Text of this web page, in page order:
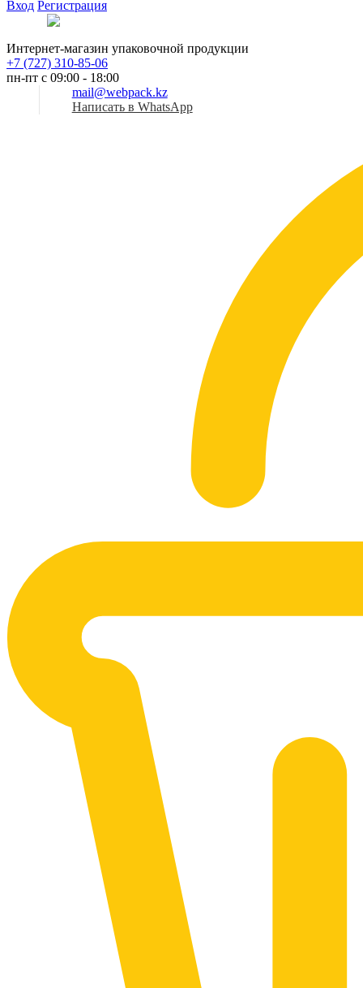
Вход Регистрация
Интернет-магазин упаковочной продукции
+7 (727) 310-85-06
пн-пт с 09:00 - 18:00
mail@webpack.kz
Написать в WhatsApp